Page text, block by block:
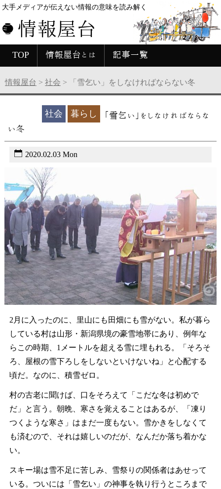
大手メディアが伝えない情報の意味を読み解く
情報屋台
TOP 情報屋台とは 記事一覧
情報屋台 > 社会 > 「雪乞い」をしなければならない冬
社会 暮らし
「雪乞い」をしなければならな
い冬
2020.02.03 Mon
2月に入ったのに、里山にも田畑にも雪がない。私が暮ら
している村は山形・新潟県境の豪雪地帯にあり、例年な
らこの時期、1メートルを超える雪に埋もれる。「そろそ
ろ、屋根の雪下ろしをしないといけないね」と心配する
頃だ。なのに、積雪ゼロ。
村の古老に聞けば、口をそろえて「こだな冬は初めで
だ」と言う。朝晩、寒さを覚えることはあるが、「凍り
つくような寒さ」はまだ一度もない。雪かきをしなくて
も済むので、それは嬉しいのだが、なんだか落ち着かな
い。
スキー場は雪不足に苦しみ、雪祭りの関係者はあせって
いる。ついには「雪乞い」の神事を執り行うところまで